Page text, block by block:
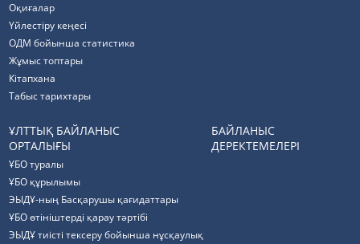
Оқиғалар
Үйлестіру кеңесі
ОДМ бойынша статистика
Жұмыс топтары
Кітапхана
Табыс тарихтары
ҰЛТТЫҚ БАЙЛАНЫС
ОРТАЛЫҒЫ
ҰБО туралы
ҰБО құрылымы
ЭЫДҰ-ның Басқарушы қағидаттары
ҰБО өтініштерді қарау тәртібі
ЭЫДҰ тиісті тексеру бойынша нұсқаулық
БАЙЛАНЫС
ДЕРЕКТЕМЕЛЕРІ